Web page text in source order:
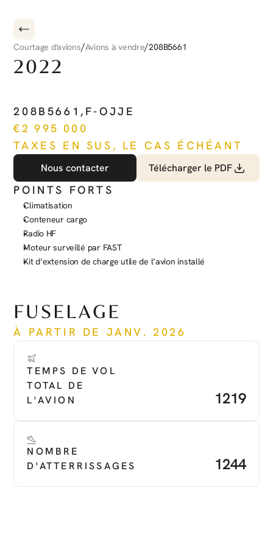
Courtage d'avions/Avions à vendre/208B5661
2022
208B5661 , F-OJJE
€2 995 000
TAXES EN SUS, LE CAS ÉCHÉANT
Nous contacter Télécharger le PDF
POINTS FORTS
Climatisation
Conteneur cargo
Radio HF
Moteur surveillé par FAST
Kit d’extension de charge utile de l’avion installé
FUSELAGE
À PARTIR DE JANV. 2026
TEMPS DE VOL
TOTAL DE
L'AVION
1219
NOMBRE
D'ATTERRISSAGES
1244